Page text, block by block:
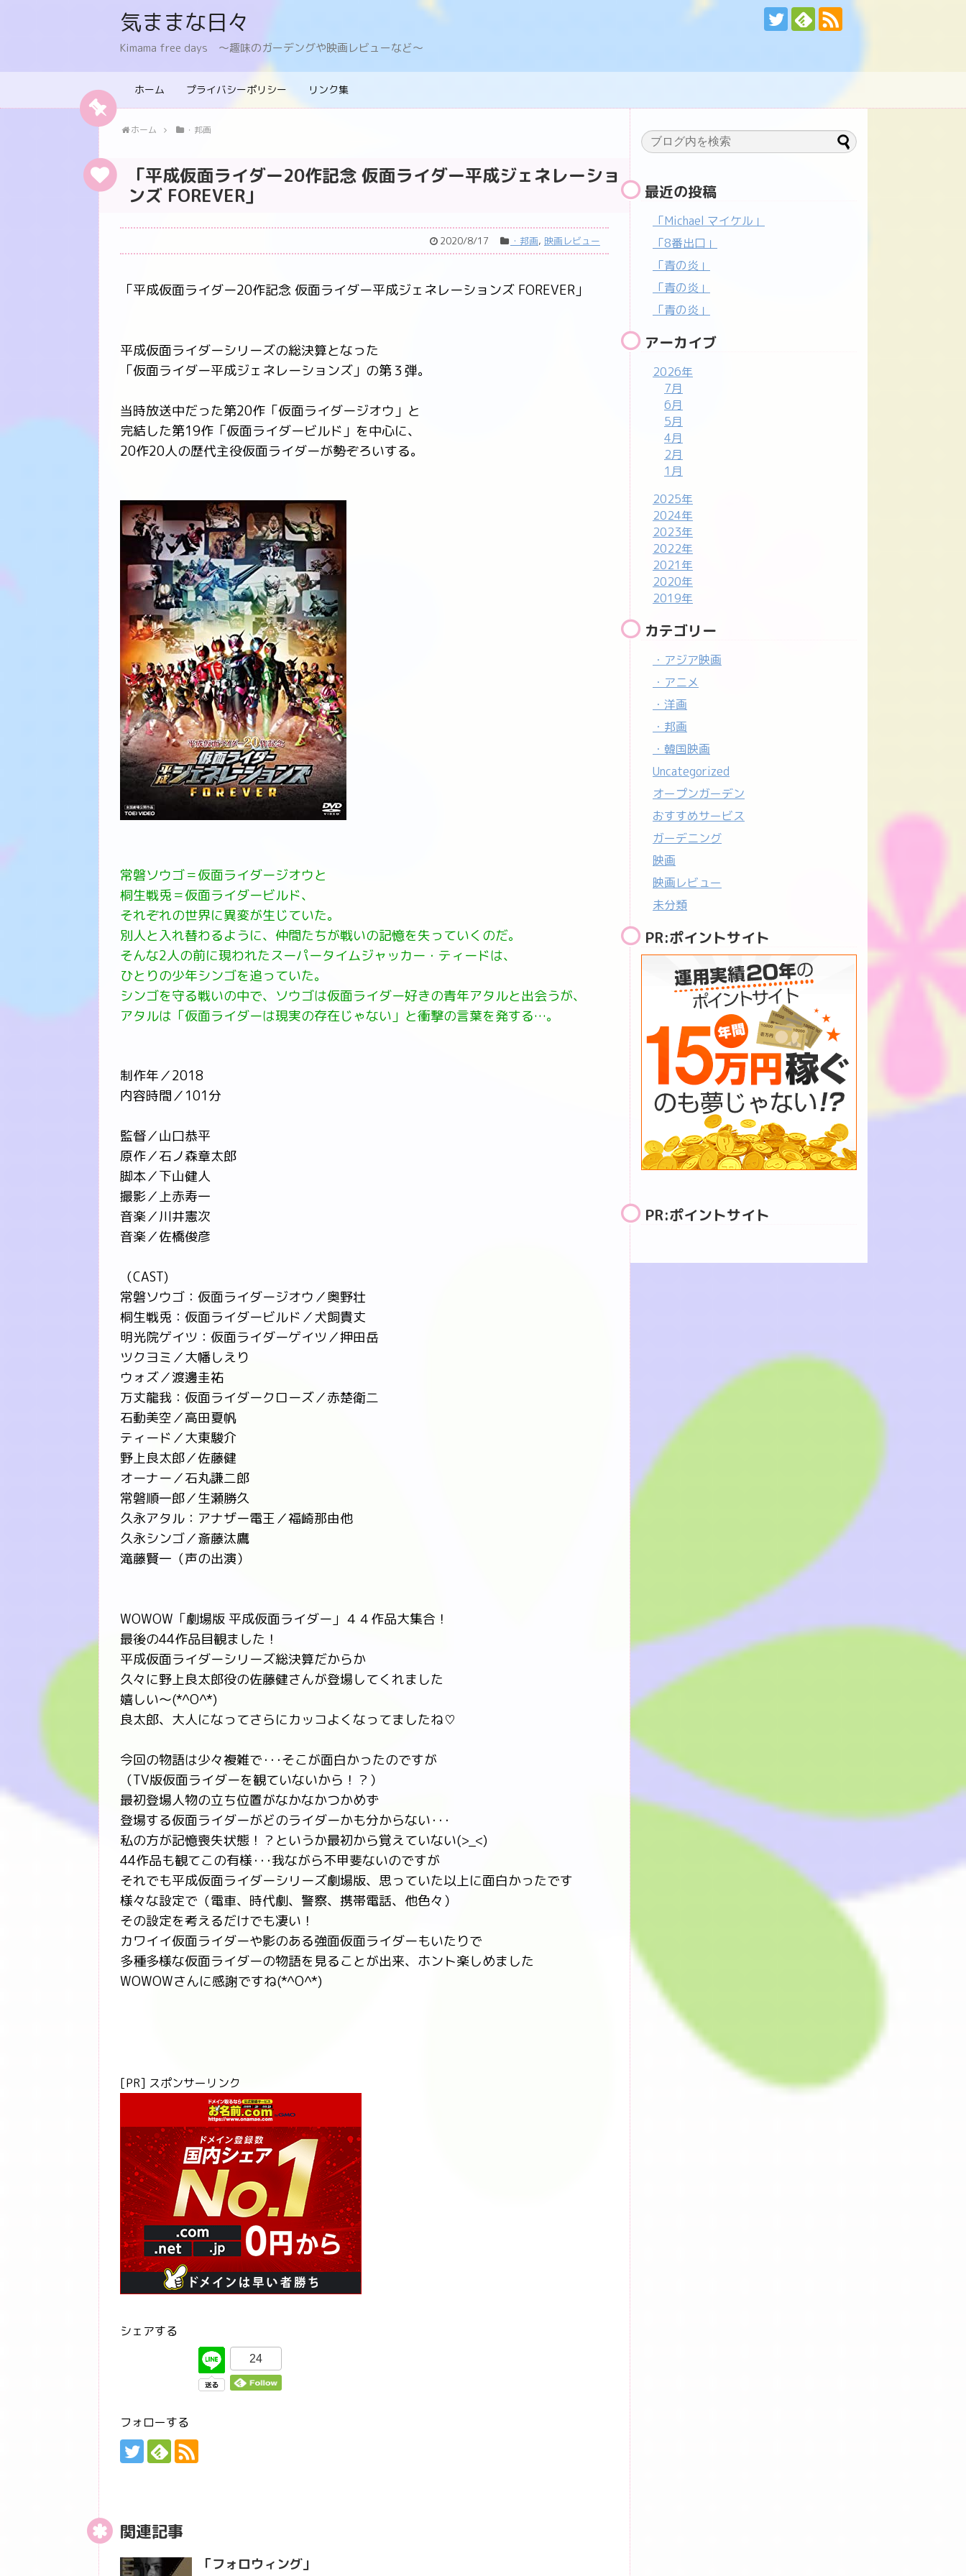
気ままな日々
Kimama free days 〜趣味のガーデングや映画レビューなど〜
ホーム プライバシーポリシー リンク集
ホーム ・邦画
「平成仮面ライダー20作記念 仮面ライダー平成ジェネレーショ
ンズ FOREVER」
2020/8/17 ・邦画, 映画レビュー
「平成仮面ライダー20作記念 仮面ライダー平成ジェネレーションズ FOREVER」
平成仮面ライダーシリーズの総決算となった
「仮面ライダー平成ジェネレーションズ」の第３弾。
当時放送中だった第20作「仮面ライダージオウ」と
完結した第19作「仮面ライダービルド」を中心に、
20作20人の歴代主役仮面ライダーが勢ぞろいする。
常磐ソウゴ＝仮面ライダージオウと
桐生戦兎＝仮面ライダービルド、
それぞれの世界に異変が生じていた。
別人と入れ替わるように、仲間たちが戦いの記憶を失っていくのだ。
そんな2人の前に現われたスーパータイムジャッカー・ティードは、
ひとりの少年シンゴを追っていた。
シンゴを守る戦いの中で、ソウゴは仮面ライダー好きの青年アタルと出会うが、
アタルは「仮面ライダーは現実の存在じゃない」と衝撃の言葉を発する…。
制作年／2018
内容時間／101分
監督／山口恭平
原作／石ノ森章太郎
脚本／下山健人
撮影／上赤寿一
音楽／川井憲次
音楽／佐橋俊彦
（CAST)
常磐ソウゴ：仮面ライダージオウ／奥野壮
桐生戦兎：仮面ライダービルド／犬飼貴丈
明光院ゲイツ：仮面ライダーゲイツ／押田岳
ツクヨミ／大幡しえり
ウォズ／渡邊圭祐
万丈龍我：仮面ライダークローズ／赤楚衛二
石動美空／高田夏帆
ティード／大東駿介
野上良太郎／佐藤健
オーナー／石丸謙二郎
常磐順一郎／生瀬勝久
久永アタル：アナザー電王／福崎那由他
久永シンゴ／斎藤汰鷹
滝藤賢一（声の出演）
WOWOW「劇場版 平成仮面ライダー」４４作品大集合！
最後の44作品目観ました！
平成仮面ライダーシリーズ総決算だからか
久々に野上良太郎役の佐藤健さんが登場してくれました
嬉しい～(*^O^*)
良太郎、大人になってさらにカッコよくなってましたね♡
今回の物語は少々複雑で･･･そこが面白かったのですが
（TV版仮面ライダーを観ていないから！？）
最初登場人物の立ち位置がなかなかつかめず
登場する仮面ライダーがどのライダーかも分からない･･･
私の方が記憶喪失状態！？というか最初から覚えていない(>_<)
44作品も観てこの有様･･･我ながら不甲斐ないのですが
それでも平成仮面ライダーシリーズ劇場版、思っていた以上に面白かったです
様々な設定で（電車、時代劇、警察、携帯電話、他色々）
その設定を考えるだけでも凄い！
カワイイ仮面ライダーや影のある強面仮面ライダーもいたりで
多種多様な仮面ライダーの物語を見ることが出来、ホント楽しめました
WOWOWさんに感謝ですね(*^O^*)
[PR] スポンサーリンク
シェアする
24
フォローする
関連記事
「フォロウィング」
最近の投稿
「Michael マイケル」
「8番出口」
「青の炎」
「青の炎」
「青の炎」
アーカイブ
2026年
7月
6月
5月
4月
2月
1月
2025年
2024年
2023年
2022年
2021年
2020年
2019年
カテゴリー
・アジア映画
・アニメ
・洋画
・邦画
・韓国映画
Uncategorized
オープンガーデン
おすすめサービス
ガーデニング
映画
映画レビュー
未分類
PR:ポイントサイト
PR:ポイントサイト